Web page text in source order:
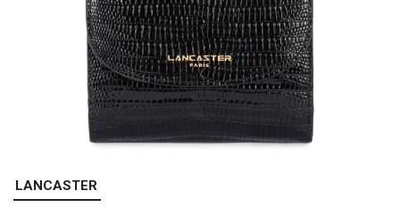
Skip
to
LANCASTER